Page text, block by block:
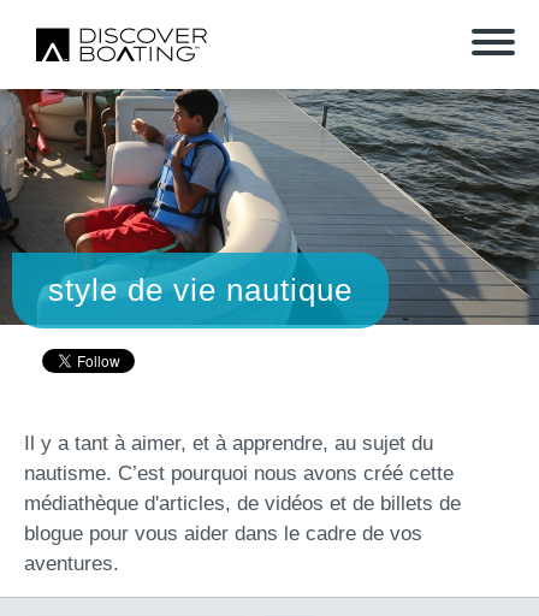
style de vie nautique
Il y a tant à aimer, et à apprendre, au sujet du
nautisme. C’est pourquoi nous avons créé cette
médiathèque d'articles, de vidéos et de billets de
blogue pour vous aider dans le cadre de vos
aventures.